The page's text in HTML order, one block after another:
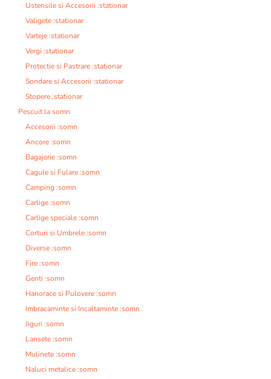
Ustensile si Accesorii :stationar
Valigete :stationar
Varteje :stationar
Vergi :stationar
Protectie si Pastrare :stationar
Sondare si Accesorii :stationar
Stopere :stationar
Pescuit la somn
Accesorii :somn
Ancore :somn
Bagajerie :somn
Cagule si Fulare :somn
Camping :somn
Carlige :somn
Carlige speciale :somn
Corturi si Umbrele :somn
Diverse :somn
Fire :somn
Genti :somn
Hanorace si Pulovere :somn
Imbracaminte si Incaltaminte :somn
Jiguri :somn
Lansete :somn
Mulinete :somn
Naluci metalice :somn